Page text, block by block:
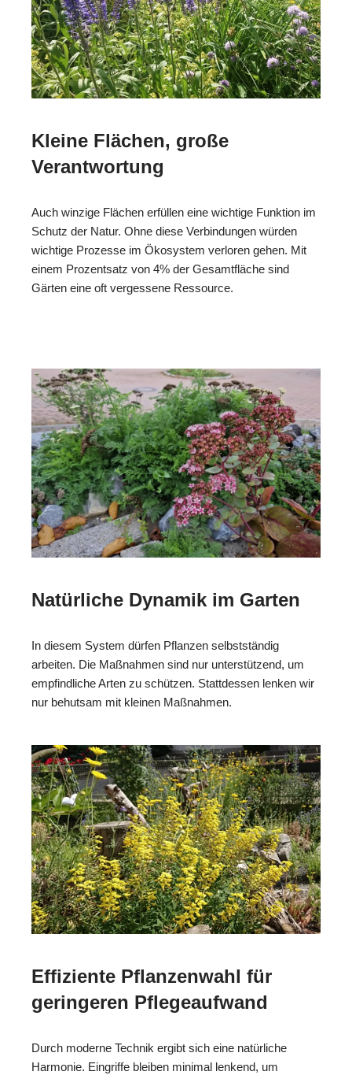
Kleine Flächen, große
Verantwortung
Auch winzige Flächen erfüllen eine wichtige Funktion im
Schutz der Natur. Ohne diese Verbindungen würden
wichtige Prozesse im Ökosystem verloren gehen. Mit
einem Prozentsatz von 4% der Gesamtfläche sind
Gärten eine oft vergessene Ressource.
Natürliche Dynamik im Garten
In diesem System dürfen Pflanzen selbstständig
arbeiten. Die Maßnahmen sind nur unterstützend, um
empfindliche Arten zu schützen. Stattdessen lenken wir
nur behutsam mit kleinen Maßnahmen.
Effiziente Pflanzenwahl für
geringeren Pflegeaufwand
Durch moderne Technik ergibt sich eine natürliche
Harmonie. Eingriffe bleiben minimal lenkend, um